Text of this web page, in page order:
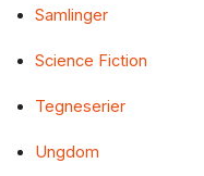
Samlinger
Science Fiction
Tegneserier
Ungdom